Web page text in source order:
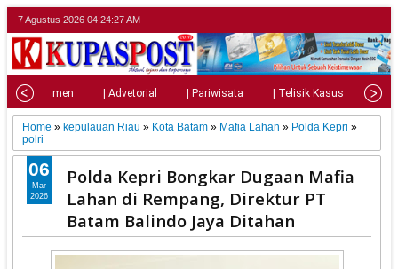
7 Agustus 2026 04:24:28 AM
| Parlemen | Advetorial | Pariwisata | Telisik Kasus |
Home » kepulauan Riau » Kota Batam » Mafia Lahan » Polda Kepri »
polri
Polda Kepri Bongkar Dugaan Mafia
Lahan di Rempang, Direktur PT
Batam Balindo Jaya Ditahan
06
Mar
2026